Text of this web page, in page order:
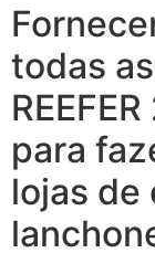
todas
para
lojas de